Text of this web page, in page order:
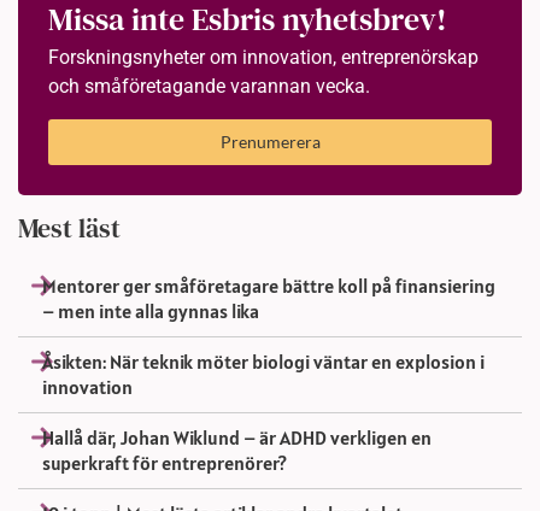
Missa inte Esbris nyhetsbrev!
Forskningsnyheter om innovation, entreprenörskap
och småföretagande varannan vecka.
Prenumerera
Mest läst
Mentorer ger småföretagare bättre koll på finansiering
– men inte alla gynnas lika
Åsikten: När teknik möter biologi väntar en explosion i
innovation
Hallå där, Johan Wiklund – är ADHD verkligen en
superkraft för entreprenörer?